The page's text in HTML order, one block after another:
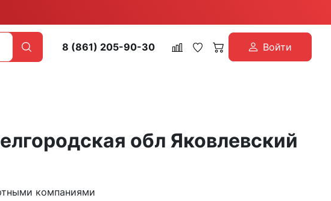
8 (861) 205-90-30 Войти
обл Яковлевский
компаниями